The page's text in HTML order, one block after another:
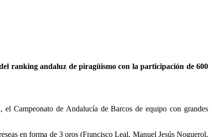
ranking andaluz de piragüismo con la participación de 600
Campeonato de Andalucía de Barcos de equipo con grandes
en forma de 3 oros (Francisco Leal, Manuel Jesús Noguerol,